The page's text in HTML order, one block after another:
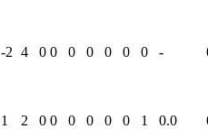
-2 4 0 0 0 0 0 0 0 -
1 2 0 0 0 0 0 0 1 0.0